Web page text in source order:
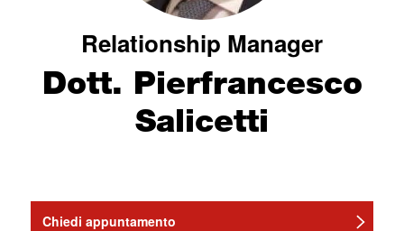
Relationship Manager
Dott. Pierfrancesco
Salicetti
Chiedi appuntamento